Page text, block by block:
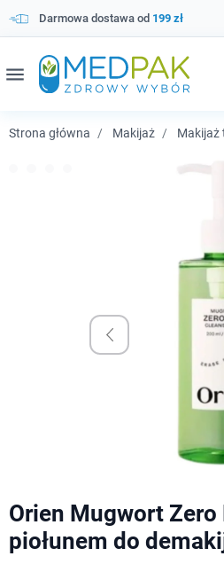
Darmowa dostawa od 199 zł
menu
Strona główna Makijaż Makijaż
Orien Mugwort Zero
piołunem do